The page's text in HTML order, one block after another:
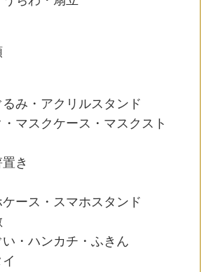
み・アクリルスタンド
マスクケース・マスクスト
き
ース・スマホスタンド
・ハンカチ・ふきん